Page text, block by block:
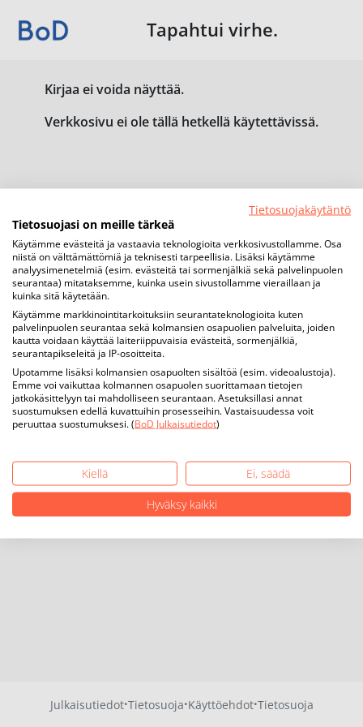
Tapahtui virhe.
Kirjaa ei voida näyttää.
Verkkosivu ei ole tällä hetkellä käytettävissä.
Julkaisutiedot·Tietosuoja·Käyttöehdot·Tietosuoja
Tietosuojakäytäntö
Tietosuojasi on meille tärkeä
Käytämme evästeitä ja vastaavia teknologioita verkkosivustollamme. Osa
niistä on välttämättömiä ja teknisesti tarpeellisia. Lisäksi käytämme
analyysimenetelmiä (esim. evästeitä tai sormenjälkiä sekä palvelinpuolen
seurantaa) mitataksemme, kuinka usein sivustollamme vieraillaan ja
kuinka sitä käytetään.
Käytämme markkinointitarkoituksiin seurantateknologioita kuten
palvelinpuolen seurantaa sekä kolmansien osapuolien palveluita, joiden
kautta voidaan käyttää laiteriippuvaisia evästeitä, sormenjälkiä,
seurantapikseleitä ja IP-osoitteita.
Upotamme lisäksi kolmansien osapuolten sisältöä (esim. videoalustoja).
Emme voi vaikuttaa kolmannen osapuolen suorittamaan tietojen
jatkokäsittelyyn tai mahdolliseen seurantaan. Asetuksillasi annat
suostumuksen edellä kuvattuihin prosesseihin. Vastaisuudessa voit
peruuttaa suostumuksesi. (BoD Julkaisutiedot)
Kiellä
Ei, säädä
Hyväksy kaikki